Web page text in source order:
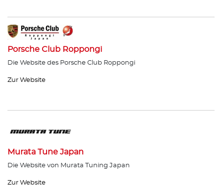
Porsche Club Roppongi
Die Website des Porsche Club Roppongi
Zur Website
Murata Tune Japan
Die Website von Murata Tuning Japan
Zur Website